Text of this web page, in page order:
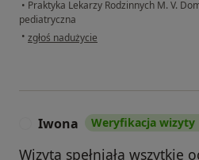
• Praktyka Lekarzy Rodzinnych M. V.
pediatryczna
• w opinii użytkownika Tomasz
zgłoś nadużycie
Iwona Weryfikacja wizyty
Wizyta spełniała wszytkie